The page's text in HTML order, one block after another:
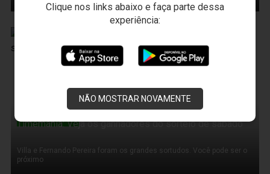
Clique nos links abaixo e faça parte dessa
experiência:
NÃO MOSTRAR NOVAMENTE
Timemania: Veja os ganhadores do sorteio de sábado
Villa e Fernando Pereira foram os grandes sortudos. Você pode ser o
próximo